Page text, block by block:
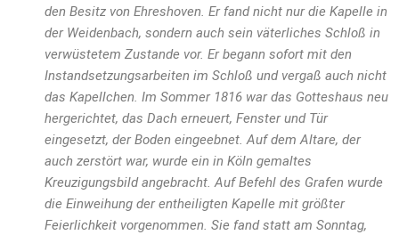
den Besitz von Ehreshoven. Er fand nicht nur die Kapelle in
der Weidenbach, sondern auch sein väterliches Schloß in
verwüstetem Zustande vor. Er begann sofort mit den
Instandsetzungsarbeiten im Schloß und vergaß auch nicht
das Kapellchen. Im Sommer 1816 war das Gotteshaus neu
hergerichtet, das Dach erneuert, Fenster und Tür
eingesetzt, der Boden eingeebnet. Auf dem Altare, der
auch zerstört war, wurde ein in Köln gemaltes
Kreuzigungsbild angebracht. Auf Befehl des Grafen wurde
die Einweihung der entheiligten Kapelle mit größter
Feierlichkeit vorgenommen. Sie fand statt am Sonntag,